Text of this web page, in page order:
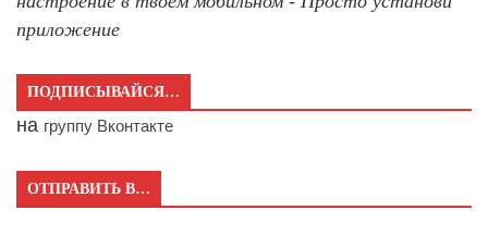
приложение
ПОДПИСЫВАЙСЯ…
на группу Вконтакте
ОТПРАВИТЬ В…